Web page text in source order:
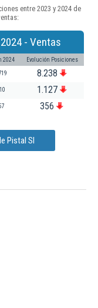
entre 2023 y 2024 de
- Ventas
2024 Evolución Posiciones
8.238
1.127
356
Pistal Sl